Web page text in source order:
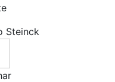
Steinck